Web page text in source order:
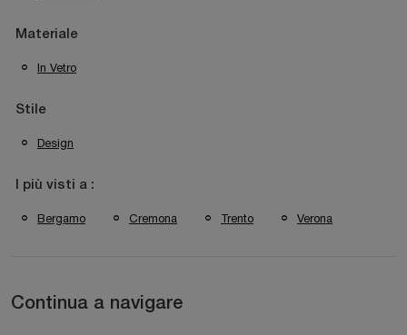
Materiale
In Vetro
Stile
Design
I più visti a :
Bergamo Cremona Trento Verona
Continua a navigare